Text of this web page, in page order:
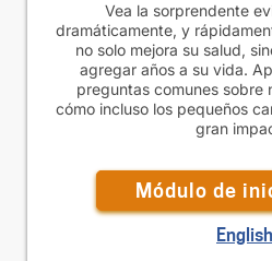
Vea la sorprendente
dramáticamente, y
no solo mejora su salud,
agregar años a su vida.
preguntas comunes sobre
cómo incluso los pequeños
gran
Módulo de
English